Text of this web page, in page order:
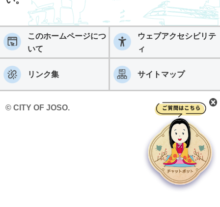
このホームページにつ
いて
ウェブアクセシビリテ
ィ
リンク集 サイトマップ
© CITY OF JOSO.